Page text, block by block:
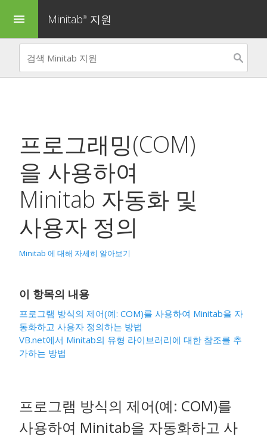
menu Minitab® 지원
프로그래밍(COM)
을 사용하여
Minitab 자동화 및
사용자 정의
Minitab 에 대해 자세히 알아보기
이 항목의 내용
프로그램 방식의 제어(예: COM)를 사용하여 Minitab을 자
동화하고 사용자 정의하는 방법
VB.net에서 Minitab의 유형 라이브러리에 대한 참조를 추
가하는 방법
프로그램 방식의 제어(예: COM)를
사용하여 Minitab을 자동화하고 사